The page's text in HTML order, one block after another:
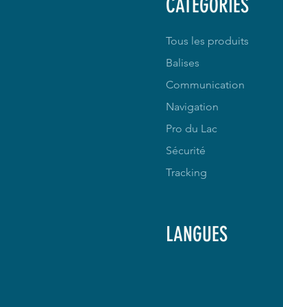
CATEGORIES
Tous les produits
Balises
Communication
Navigation
Pro du Lac
Sécurité
Tracking
LANGUES